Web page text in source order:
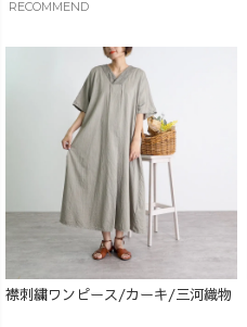
RECOMMEND
襟刺繍ワンピース/カーキ/三河織物